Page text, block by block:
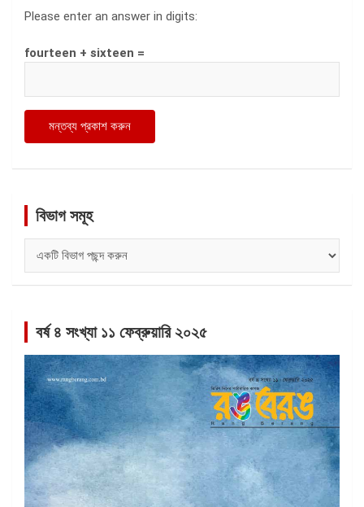
Please enter an answer in digits:
fourteen + sixteen =
বিভাগ সমূহ
সমূহ
বর্ষ ৪ সংখ্যা ১১ ফেব্রুয়ারি ২০২৫